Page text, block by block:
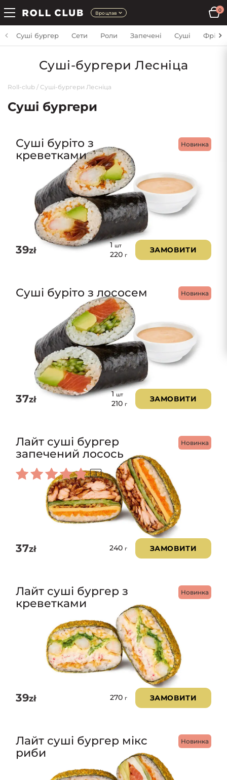
Вроцлав
0
Суші бургер Сети Роли Запечені Суші Фрі
Cуші-бургери Лесніца
Roll-club / Cуші-бургери Лесніца
Суші бургери
Новинка
Суші буріто з
креветками
39zł
1шт
220 г
ЗАМОВИТИ
Новинка
Суші буріто з лососем
37zł
1шт
210 г
ЗАМОВИТИ
Новинка
Лайт суші бургер
запечений лосось
Оцінено
1
37zł 240 г ЗАМОВИТИ
Новинка
Лайт суші бургер з
креветками
39zł 270 г ЗАМОВИТИ
Новинка
Лайт суші бургер мікс
риби